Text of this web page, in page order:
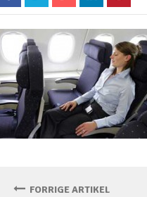
FORRIGE ARTIKEL